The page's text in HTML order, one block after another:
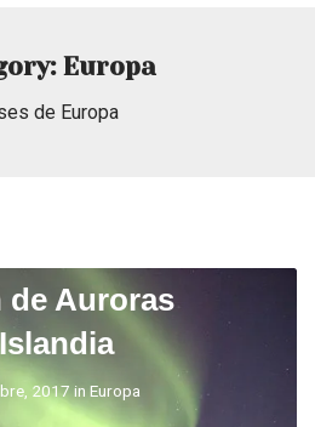
Europa
de Europa
de Auroras
2017 in Europa